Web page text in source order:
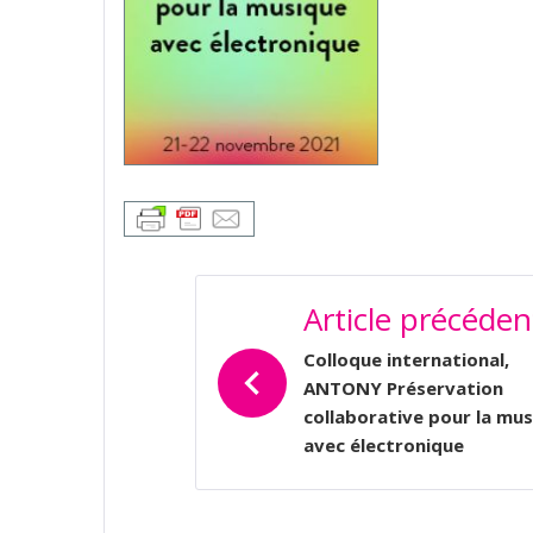
L’ARTICLE
Article
Colloque international,
ANTONY Préservation
collaborative pour la
avec électronique